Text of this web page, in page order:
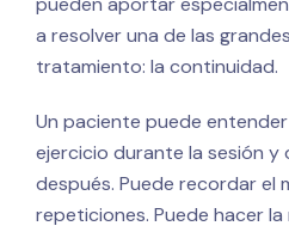
a resolver una de las
tratamiento: la continuidad.
Un paciente puede
ejercicio durante la sesión y
después. Puede recordar el
repeticiones. Puede hacer